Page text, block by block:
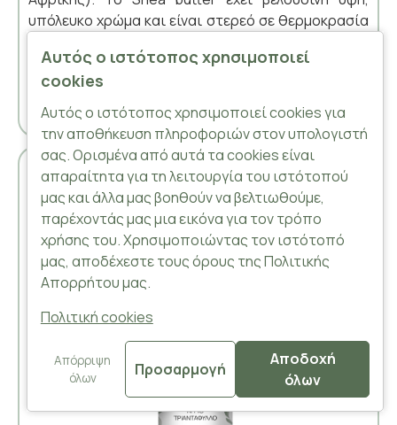
υπόλευκο χρώμα και είναι στερεό σε θερμοκρασία
διαδεδομένο συστατικό στ..
-20 %
Αυτός ο ιστότοπος χρησιμοποιεί
cookies
Αυτός ο ιστότοπος χρησιμοποιεί cookies για
την αποθήκευση πληροφοριών στον υπολογιστή
σας. Ορισμένα από αυτά τα cookies είναι
απαραίτητα για τη λειτουργία του ιστότοπού
μας και άλλα μας βοηθούν να βελτιωθούμε,
παρέχοντάς μας μια εικόνα για τον τρόπο
χρήσης του. Χρησιμοποιώντας τον ιστότοπό
μας, αποδέχεστε τους όρους της Πολιτικής
Απορρήτου μας.
Πολιτική cookies
Απόρριψη
όλων
Προσαρμογή
Αποδοχή
όλων